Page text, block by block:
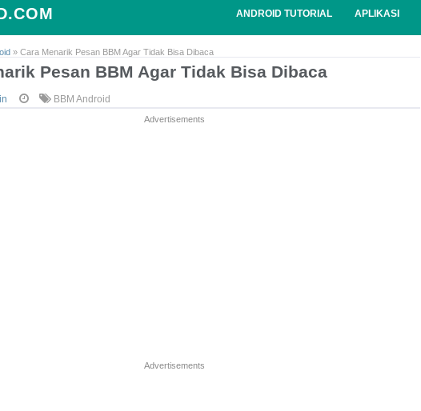
ANDROID TUTORIAL APLIKASI
» Cara Menarik Pesan BBM Agar Tidak Bisa Dibaca
Pesan BBM Agar Tidak Bisa Dibaca
BBM Android
Advertisements
Advertisements